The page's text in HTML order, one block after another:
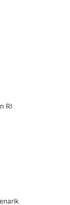
RI